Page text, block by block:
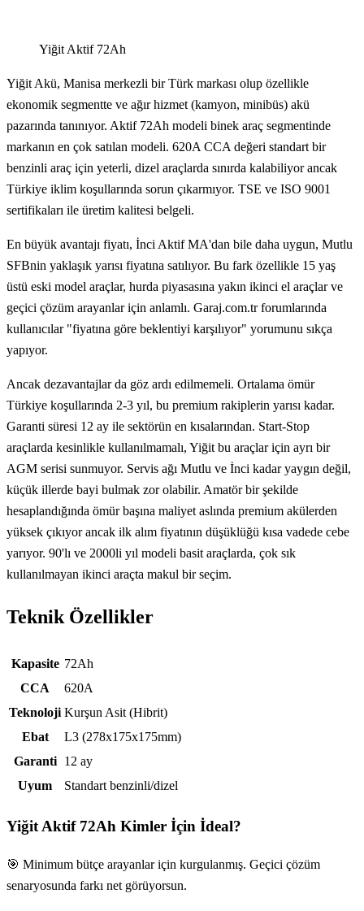
Yiğit Aktif 72Ah
Yiğit Akü, Manisa merkezli bir Türk markası olup özellikle
ekonomik segmentte ve ağır hizmet (kamyon, minibüs) akü
pazarında tanınıyor. Aktif 72Ah modeli binek araç segmentinde
markanın en çok satılan modeli. 620A CCA değeri standart bir
benzinli araç için yeterli, dizel araçlarda sınırda kalabiliyor ancak
Türkiye iklim koşullarında sorun çıkarmıyor. TSE ve ISO 9001
sertifikaları ile üretim kalitesi belgeli.
En büyük avantajı fiyatı, İnci Aktif MA'dan bile daha uygun, Mutlu
SFBnin yaklaşık yarısı fiyatına satılıyor. Bu fark özellikle 15 yaş
üstü eski model araçlar, hurda piyasasına yakın ikinci el araçlar ve
geçici çözüm arayanlar için anlamlı. Garaj.com.tr forumlarında
kullanıcılar "fiyatına göre beklentiyi karşılıyor" yorumunu sıkça
yapıyor.
Ancak dezavantajlar da göz ardı edilmemeli. Ortalama ömür
Türkiye koşullarında 2-3 yıl, bu premium rakiplerin yarısı kadar.
Garanti süresi 12 ay ile sektörün en kısalarından. Start-Stop
araçlarda kesinlikle kullanılmamalı, Yiğit bu araçlar için ayrı bir
AGM serisi sunmuyor. Servis ağı Mutlu ve İnci kadar yaygın değil,
küçük illerde bayi bulmak zor olabilir. Amatör bir şekilde
hesaplandığında ömür başına maliyet aslında premium akülerden
yüksek çıkıyor ancak ilk alım fiyatının düşüklüğü kısa vadede cebe
yarıyor. 90'lı ve 2000li yıl modeli basit araçlarda, çok sık
kullanılmayan ikinci araçta makul bir seçim.
Teknik Özellikler
Teknik özellikler
Kapasite 72Ah
CCA
620A
Teknoloji Kurşun Asit (Hibrit)
Ebat
L3 (278x175x175mm)
Garanti
12 ay
Uyum
Standart benzinli/dizel
Yiğit Aktif 72Ah Kimler İçin İdeal?
🎯 Minimum bütçe arayanlar için kurgulanmış. Geçici çözüm
senaryosunda farkı net görüyorsun.